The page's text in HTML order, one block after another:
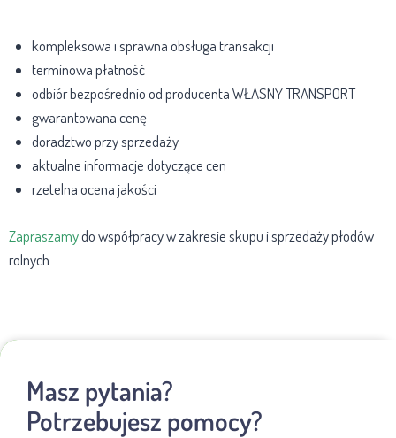
kompleksowa i sprawna obsługa transakcji
terminowa płatność
odbiór bezpośrednio od producenta WŁASNY TRANSPORT
gwarantowana cenę
doradztwo przy sprzedaży
aktualne informacje dotyczące cen
rzetelna ocena jakości
Zapraszamydo współpracy w zakresie skupu i sprzedaży płodów
rolnych.
Masz pytania?
Potrzebujesz pomocy?